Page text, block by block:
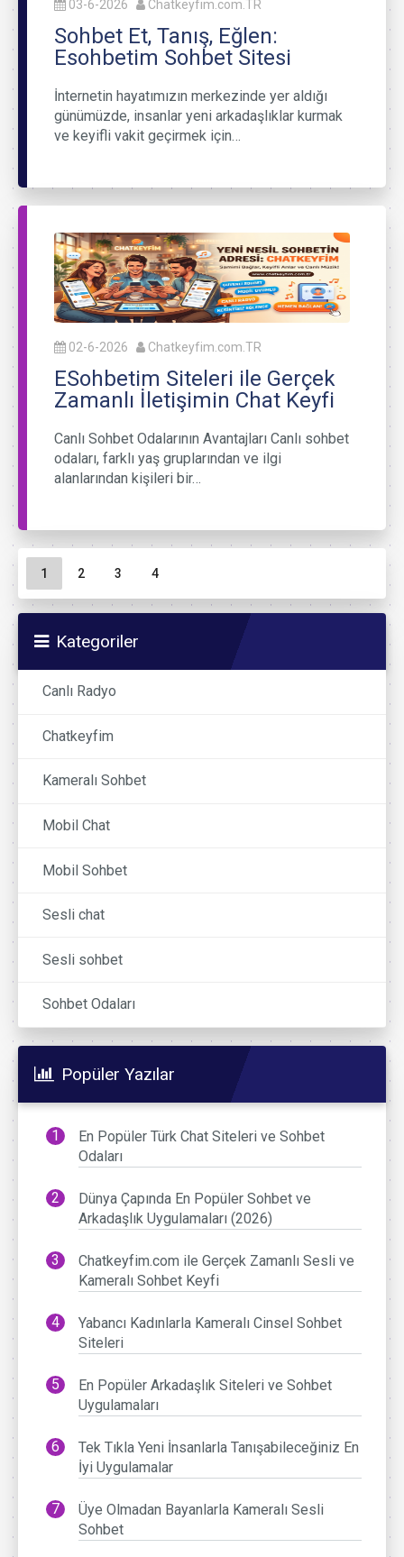
03-6-2026 Chatkeyfim.com.TR
Sohbet Et, Tanış, Eğlen:
Esohbetim Sohbet Sitesi
İnternetin hayatımızın merkezinde yer aldığı
günümüzde, insanlar yeni arkadaşlıklar kurmak
ve keyifli vakit geçirmek için…
02-6-2026 Chatkeyfim.com.TR
ESohbetim Siteleri ile Gerçek
Zamanlı İletişimin Chat Keyfi
Canlı Sohbet Odalarının Avantajları Canlı sohbet
odaları, farklı yaş gruplarından ve ilgi
alanlarından kişileri bir…
Sayfa gezinme
Geçerli Sayfa
1 Sayfa
2 Sayfa
3 Sayfa
4
Kategoriler
Canlı Radyo
Chatkeyfim
Kameralı Sohbet
Mobil Chat
Mobil Sohbet
Sesli chat
Sesli sohbet
Sohbet Odaları
Popüler Yazılar
En Popüler Türk Chat Siteleri ve Sohbet
Odaları
Dünya Çapında En Popüler Sohbet ve
Arkadaşlık Uygulamaları (2026)
Chatkeyfim.com ile Gerçek Zamanlı Sesli ve
Kameralı Sohbet Keyfi
Yabancı Kadınlarla Kameralı Cinsel Sohbet
Siteleri
En Popüler Arkadaşlık Siteleri ve Sohbet
Uygulamaları
Tek Tıkla Yeni İnsanlarla Tanışabileceğiniz En
İyi Uygulamalar
Üye Olmadan Bayanlarla Kameralı Sesli
Sohbet